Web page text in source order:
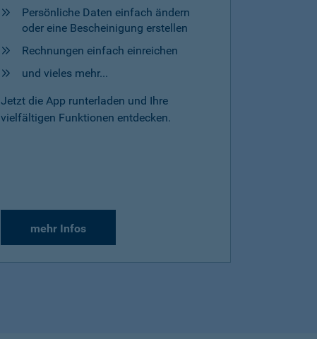
Persönliche Daten einfach ändern
oder eine Bescheinigung erstellen
Rechnungen einfach einreichen
und vieles mehr...
Jetzt die App runterladen und Ihre
vielfältigen Funktionen entdecken.
mehr Infos